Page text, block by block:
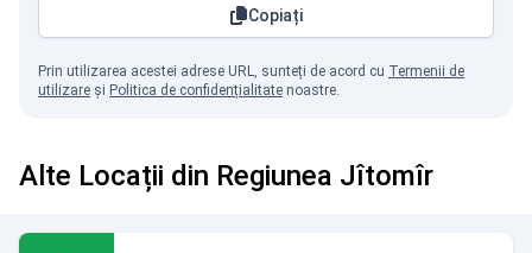
Copiați
Prin utilizarea acestei adrese URL, sunteți de acord cu Termenii de
utilizare și Politica de confidențialitate noastre.
Alte Locații din Regiunea Jîtomîr